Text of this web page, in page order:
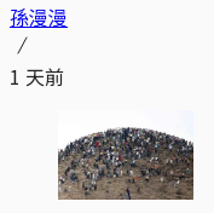
孫漫漫
1 天前